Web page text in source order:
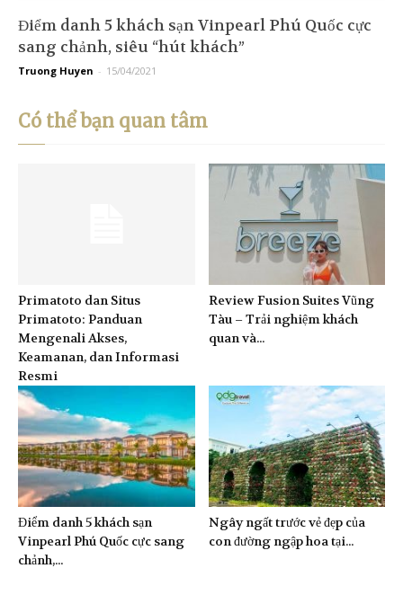
Điểm danh 5 khách sạn Vinpearl Phú Quốc cực
sang chảnh, siêu “hút khách”
Truong Huyen - 15/04/2021
Có thể bạn quan tâm
Primatoto dan Situs
Primatoto: Panduan
Mengenali Akses,
Keamanan, dan Informasi
Resmi
Review Fusion Suites Vũng
Tàu – Trải nghiệm khách
quan và...
Điểm danh 5 khách sạn
Vinpearl Phú Quốc cực sang
chảnh,...
Ngây ngất trước vẻ đẹp của
con đường ngập hoa tại...